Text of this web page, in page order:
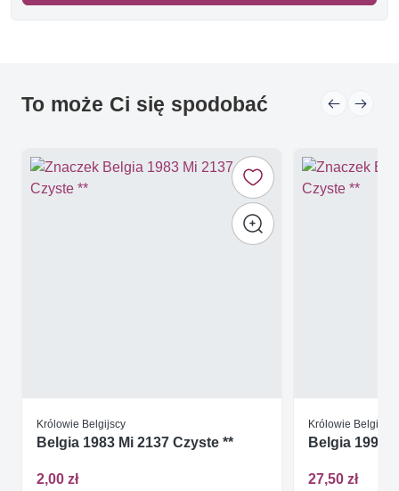
To może Ci się spodobać
Królowie Belgijscy
Belgia 1983 Mi 2137 Czyste **
2,00 zł
Królowie Belgijscy
Belgia 1995
27,50 zł